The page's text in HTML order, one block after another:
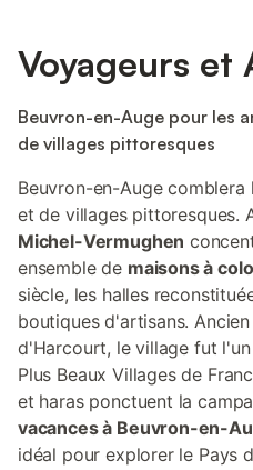
Voyageurs et
Beuvron-en-Auge pour les
de villages pittoresques
Beuvron-en-Auge
et de villages pittoresques.
Michel-Vermughen
ensemble de maisons à
siècle, les halles
boutiques d'artisans.
d'Harcourt, le village fut
Plus Beaux Villages de
et haras ponctuent la
vacances à Beuvron-en-
idéal pour explorer le Pays